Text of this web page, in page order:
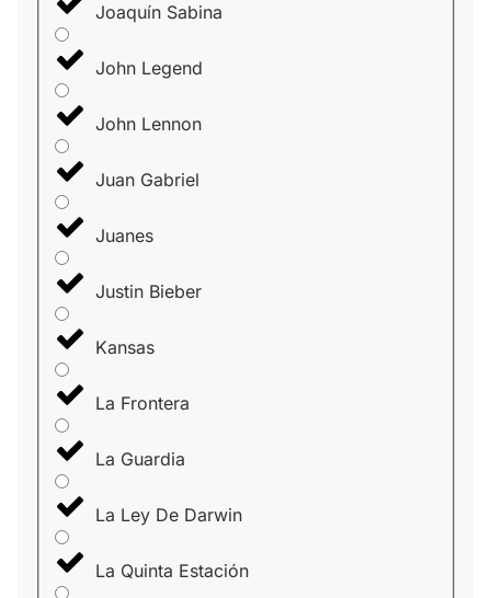
Joaquín Sabina
John Legend
John Lennon
Juan Gabriel
Juanes
Justin Bieber
Kansas
La Frontera
La Guardia
La Ley De Darwin
La Quinta Estación